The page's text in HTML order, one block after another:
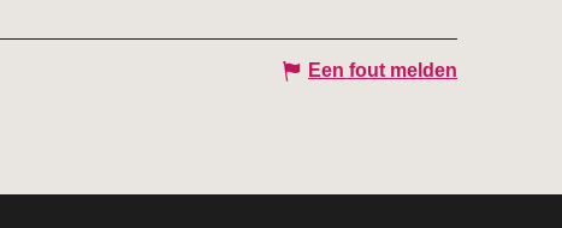
Een fout melden